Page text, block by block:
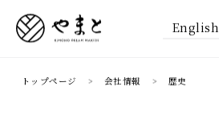
English
トップページ 会社情報 歴史